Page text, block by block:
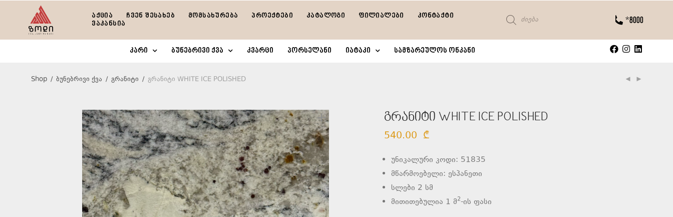
აქცია ჩვენ შესახებ მომსახურება პროექტები კატალოგი ფილიალები
კონტაქტი
ვაკანსია
*8000
კარი ბუნებრივი ქვა კვარცი პორსელანი იატაკი სამზარეულოს ონკანი
Shop / ბუნებრივი ქვა / გრანიტი / გრანიტი WHITE ICE POLISHED
გრანიტი WHITE ICE POLISHED
540.00 ₾
უნიკალური კოდი: 51835
მწარმოებელი: ესპანეთი
სლები 2 სმ
მითითებულია 1 მ2-ის ფასი